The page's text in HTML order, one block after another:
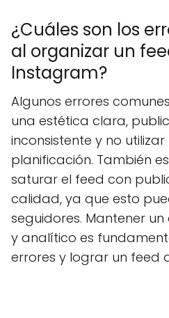
¿Cuáles son los
al organizar un
Instagram?
Algunos errores
una estética clara,
inconsistente y no
planificación. También
saturar el feed con
calidad, ya que esto
seguidores. Mantener
y analítico es
errores y lograr un feed